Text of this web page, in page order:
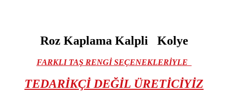
Roz Kaplama Kalpli Kolye
FARKLI TAŞ RENGİ SEÇENEKLERİYLE
TEDARİKÇİ DEĞİL ÜRETİCİYİZ